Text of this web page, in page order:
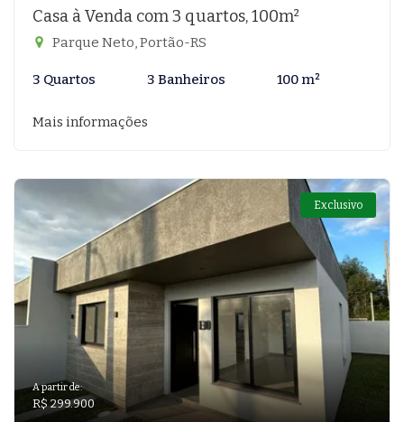
Casa à Venda com 3 quartos, 100m²
Parque Neto, Portão-RS
3 Quartos 3 Banheiros 100 m²
Mais informações
Exclusivo
A partir de:
R$ 299.900